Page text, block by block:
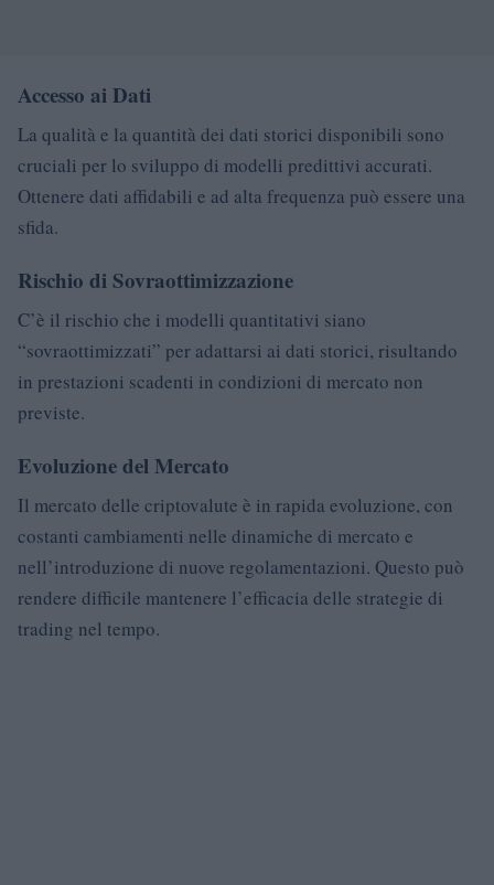
Accesso ai Dati
La qualità e la quantità dei dati storici disponibili sono
cruciali per lo sviluppo di modelli predittivi accurati.
Ottenere dati affidabili e ad alta frequenza può essere una
sfida.
Rischio di Sovraottimizzazione
C’è il rischio che i modelli quantitativi siano
“sovraottimizzati” per adattarsi ai dati storici, risultando
in prestazioni scadenti in condizioni di mercato non
previste.
Evoluzione del Mercato
Il mercato delle criptovalute è in rapida evoluzione, con
costanti cambiamenti nelle dinamiche di mercato e
nell’introduzione di nuove regolamentazioni. Questo può
rendere difficile mantenere l’efficacia delle strategie di
trading nel tempo.